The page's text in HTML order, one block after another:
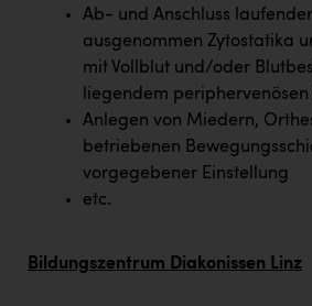
Ab- und Anschluss
ausgenommen Zytostatika
mit Vollblut und/oder
liegendem
Anlegen von Miedern,
betriebenen
vorgegebener Einstellung
etc.
Bildungszentrum Diakonissen Linz